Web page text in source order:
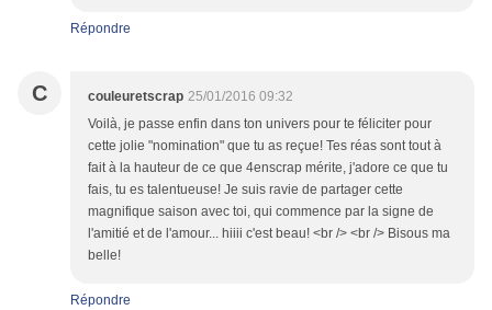
Répondre
C couleuretscrap 25/01/2016 09:32
Voilà, je passe enfin dans ton univers pour te féliciter pour
cette jolie "nomination" que tu as reçue! Tes réas sont tout à
fait à la hauteur de ce que 4enscrap mérite, j'adore ce que tu
fais, tu es talentueuse! Je suis ravie de partager cette
magnifique saison avec toi, qui commence par la signe de
l'amitié et de l'amour... hiiii c'est beau! <br /> <br /> Bisous ma
belle!
Répondre